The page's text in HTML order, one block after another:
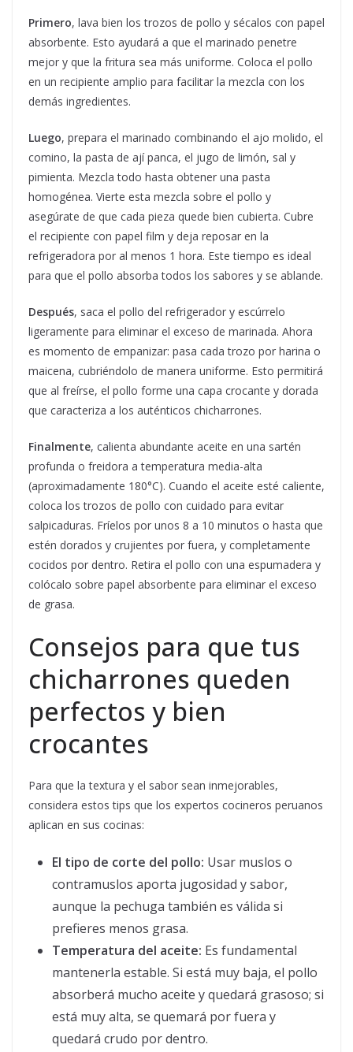
Primero, lava bien los trozos de pollo y sécalos con papel
absorbente. Esto ayudará a que el marinado penetre
mejor y que la fritura sea más uniforme. Coloca el pollo
en un recipiente amplio para facilitar la mezcla con los
demás ingredientes.
Luego, prepara el marinado combinando el ajo molido, el
comino, la pasta de ají panca, el jugo de limón, sal y
pimienta. Mezcla todo hasta obtener una pasta
homogénea. Vierte esta mezcla sobre el pollo y
asegúrate de que cada pieza quede bien cubierta. Cubre
el recipiente con papel film y deja reposar en la
refrigeradora por al menos 1 hora. Este tiempo es ideal
para que el pollo absorba todos los sabores y se ablande.
Después, saca el pollo del refrigerador y escúrrelo
ligeramente para eliminar el exceso de marinada. Ahora
es momento de empanizar: pasa cada trozo por harina o
maicena, cubriéndolo de manera uniforme. Esto permitirá
que al freírse, el pollo forme una capa crocante y dorada
que caracteriza a los auténticos chicharrones.
Finalmente, calienta abundante aceite en una sartén
profunda o freidora a temperatura media-alta
(aproximadamente 180°C). Cuando el aceite esté caliente,
coloca los trozos de pollo con cuidado para evitar
salpicaduras. Fríelos por unos 8 a 10 minutos o hasta que
estén dorados y crujientes por fuera, y completamente
cocidos por dentro. Retira el pollo con una espumadera y
colócalo sobre papel absorbente para eliminar el exceso
de grasa.
Consejos para que tus
chicharrones queden
perfectos y bien
crocantes
Para que la textura y el sabor sean inmejorables,
considera estos tips que los expertos cocineros peruanos
aplican en sus cocinas:
El tipo de corte del pollo: Usar muslos o
contramuslos aporta jugosidad y sabor,
aunque la pechuga también es válida si
prefieres menos grasa.
Temperatura del aceite: Es fundamental
mantenerla estable. Si está muy baja, el pollo
absorberá mucho aceite y quedará grasoso; si
está muy alta, se quemará por fuera y
quedará crudo por dentro.